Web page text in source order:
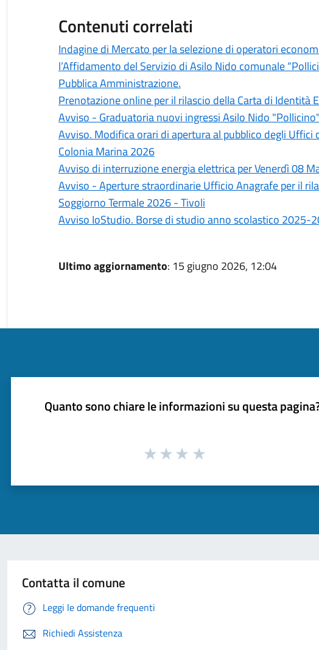
Contenuti correlati
Indagine di Mercato per la selezione di operatori
l’Affidamento del Servizio di Asilo Nido comunale
Pubblica Amministrazione.
Prenotazione online per il rilascio della Carta di Identità
Avviso - Graduatoria nuovi ingressi Asilo Nido
Avviso. Modifica orari di apertura al pubblico degli Uffici
Colonia Marina 2026
Avviso di interruzione energia elettrica per Venerdì 08
Avviso - Aperture straordinarie Ufficio Anagrafe per il
Soggiorno Termale 2026 - Tivoli
Avviso IoStudio. Borse di studio anno scolastico 2025-
Ultimo aggiornamento: 15 giugno 2026, 12:04
Quanto sono chiare le informazioni su questa
Contatta il comune
Leggi le domande frequenti
Richiedi Assistenza